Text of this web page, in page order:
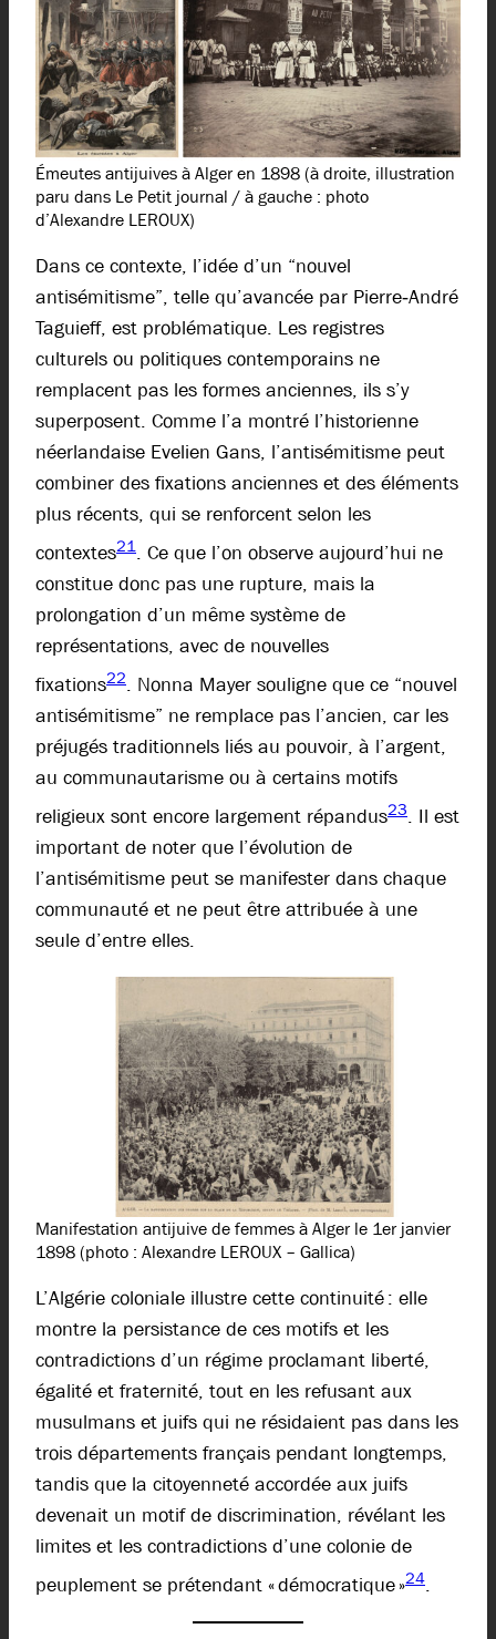
Émeutes antijuives à Alger en 1898 (à droite, illustration
paru dans Le Petit journal / à gauche : photo
d’Alexandre LEROUX)
Dans ce contexte, l’idée d’un “nouvel
antisémitisme”, telle qu’avancée par Pierre‑André
Taguieff, est problématique. Les registres
culturels ou politiques contemporains ne
remplacent pas les formes anciennes, ils s’y
superposent. Comme l’a montré l’historienne
néerlandaise Evelien Gans, l’antisémitisme peut
combiner des fixations anciennes et des éléments
plus récents, qui se renforcent selon les
contextes21. Ce que l’on observe aujourd’hui ne
constitue donc pas une rupture, mais la
prolongation d’un même système de
représentations, avec de nouvelles
fixations22. Nonna Mayer souligne que ce “nouvel
antisémitisme” ne remplace pas l’ancien, car les
préjugés traditionnels liés au pouvoir, à l’argent,
au communautarisme ou à certains motifs
religieux sont encore largement répandus23. Il est
important de noter que l’évolution de
l’antisémitisme peut se manifester dans chaque
communauté et ne peut être attribuée à une
seule d’entre elles.
Manifestation antijuive de femmes à Alger le 1er janvier
1898 (photo : Alexandre LEROUX – Gallica)
L’Algérie coloniale illustre cette continuité : elle
montre la persistance de ces motifs et les
contradictions d’un régime proclamant liberté,
égalité et fraternité, tout en les refusant aux
musulmans et juifs qui ne résidaient pas dans les
trois départements français pendant longtemps,
tandis que la citoyenneté accordée aux juifs
devenait un motif de discrimination, révélant les
limites et les contradictions d’une colonie de
peuplement se prétendant « démocratique »24.